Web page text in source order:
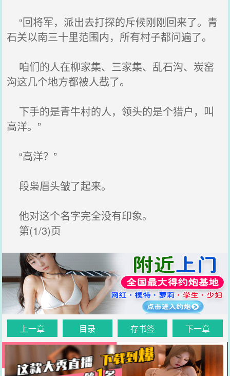
“回将军，派出去打探的斥候刚刚回来了。青
石关以南三十里范围内，所有村子都问遍了。
咱们的人在柳家集、三家集、乱石沟、炭窑
沟这几个地方都被人截了。
下手的是青牛村的人，领头的是个猎户，叫
高洋。”
“高洋？”
段枭眉头皱了起来。
他对这个名字完全没有印象。
第(1/3)页
上一章 目录 存书签 下一章